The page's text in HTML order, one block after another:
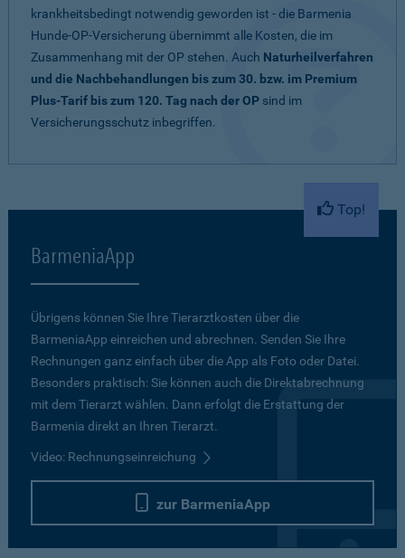
krankheitsbedingt notwendig geworden ist - die Barmenia
Hunde-OP-Versicherung übernimmt alle Kosten, die im
Zusammenhang mit der OP stehen. Auch Naturheilverfahren
und die Nachbehandlungen bis zum 30. bzw. im Premium
Plus-Tarif bis zum 120. Tag nach der OP sind im
Versicherungsschutz inbegriffen.
Top!
BarmeniaApp
Übrigens können Sie Ihre Tierarztkosten über die
BarmeniaApp einreichen und abrechnen. Senden Sie Ihre
Rechnungen ganz einfach über die App als Foto oder Datei.
Besonders praktisch: Sie können auch die Direktabrechnung
mit dem Tierarzt wählen. Dann erfolgt die Erstattung der
Barmenia direkt an Ihren Tierarzt.
Video: Rechnungseinreichung
zur BarmeniaApp